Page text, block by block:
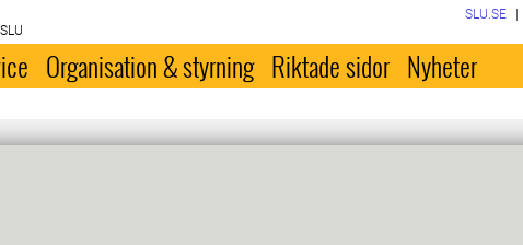
SLU.SE
Organisation & styrning Riktade sidor Nyheter